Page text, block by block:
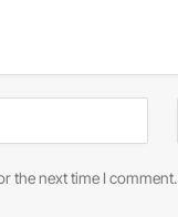
the next time I comment.